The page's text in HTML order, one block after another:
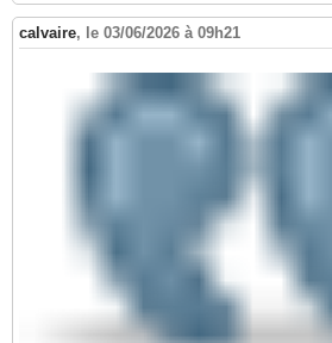
calvaire, le 03/06/2026 à 09h21